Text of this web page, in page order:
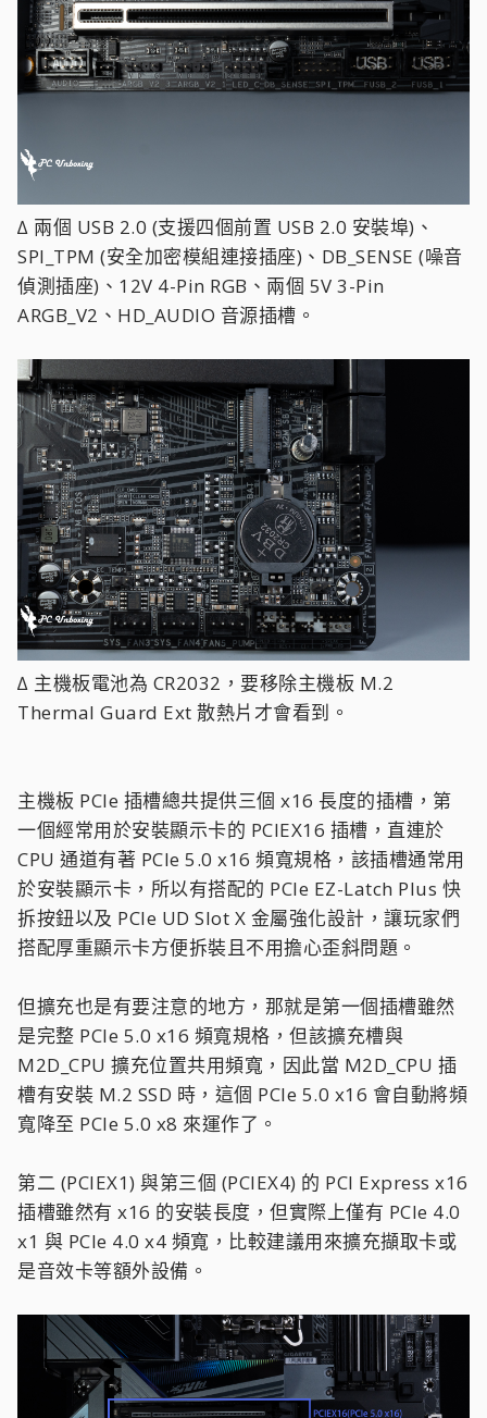
∆ 兩個 USB 2.0 (支援四個前置 USB 2.0 安裝埠)、
SPI_TPM (安全加密模組連接插座)、DB_SENSE (噪音
偵測插座)、12V 4-Pin RGB、兩個 5V 3-Pin
ARGB_V2、HD_AUDIO 音源插槽。
∆ 主機板電池為 CR2032，要移除主機板 M.2
Thermal Guard Ext 散熱片才會看到。
主機板 PCIe 插槽總共提供三個 x16 長度的插槽，第
一個經常用於安裝顯示卡的 PCIEX16 插槽，直連於
CPU 通道有著 PCIe 5.0 x16 頻寬規格，該插槽通常用
於安裝顯示卡，所以有搭配的 PCIe EZ-Latch Plus 快
拆按鈕以及 PCIe UD Slot X 金屬強化設計，讓玩家們
搭配厚重顯示卡方便拆裝且不用擔心歪斜問題。
但擴充也是有要注意的地方，那就是第一個插槽雖然
是完整 PCIe 5.0 x16 頻寬規格，但該擴充槽與
M2D_CPU 擴充位置共用頻寬，因此當 M2D_CPU 插
槽有安裝 M.2 SSD 時，這個 PCIe 5.0 x16 會自動將頻
寬降至 PCIe 5.0 x8 來運作了。
第二 (PCIEX1) 與第三個 (PCIEX4) 的 PCI Express x16
插槽雖然有 x16 的安裝長度，但實際上僅有 PCIe 4.0
x1 與 PCIe 4.0 x4 頻寬，比較建議用來擴充擷取卡或
是音效卡等額外設備。